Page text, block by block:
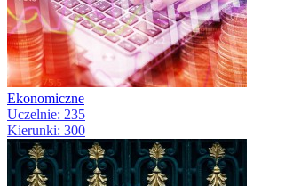
Ekonomiczne
Uczelnie: 235
Kierunki: 300